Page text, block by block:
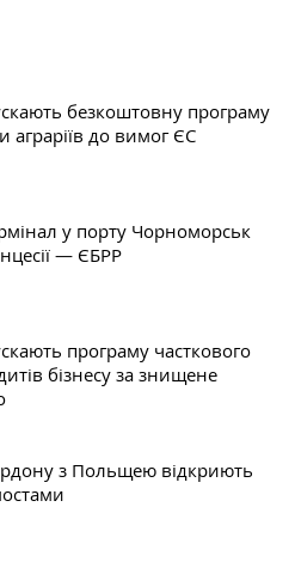
безкоштовну програму
аграріїв до вимог ЄС
у порту Чорноморськ
— ЄБРР
програму часткового
бізнесу за знищене
з Польщею відкриють